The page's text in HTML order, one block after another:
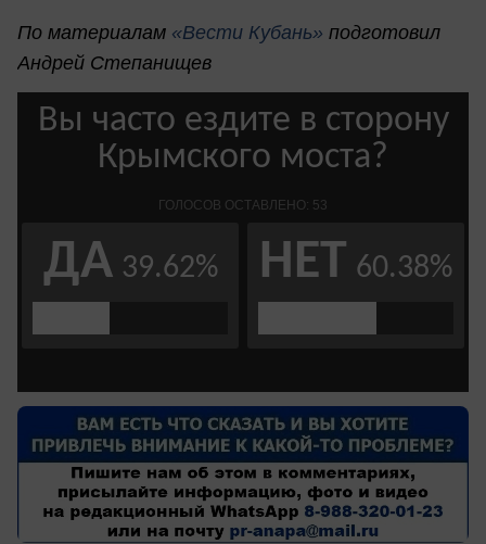
По материалам «Вести Кубань» подготовил
Андрей Степанищев